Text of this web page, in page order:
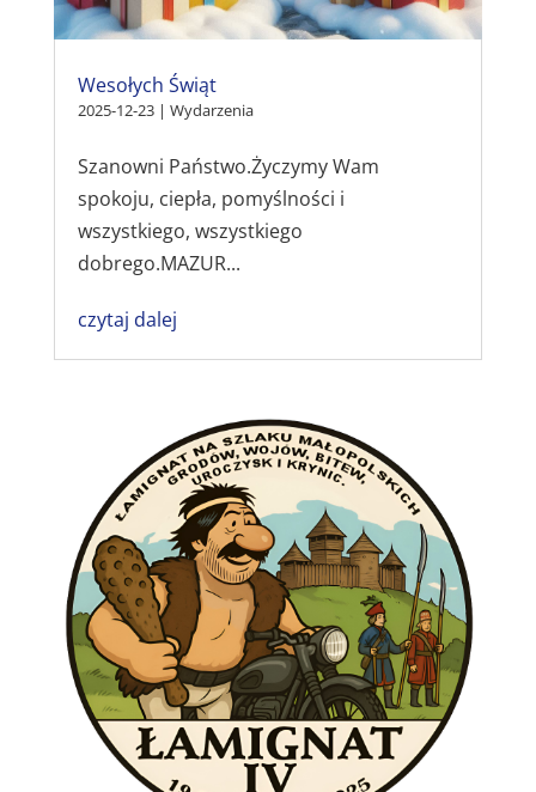
Wesołych Świąt
2025-12-23| Wydarzenia
Szanowni Państwo.Życzymy Wam
spokoju, ciepła, pomyślności i
wszystkiego, wszystkiego
dobrego.MAZUR...
czytaj dalej